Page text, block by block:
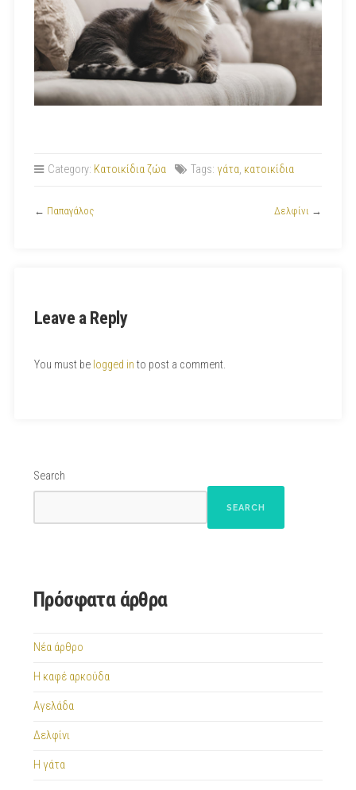
Category: Κατοικίδια ζώα Tags: γάτα, κατοικίδια
← Παπαγάλος Δελφίνι →
Leave a Reply
You must be logged in to post a comment.
Search
SEARCH
Πρόσφατα άρθρα
Νέα άρθρο
Η καφέ αρκούδα
Αγελάδα
Δελφίνι
Η γάτα